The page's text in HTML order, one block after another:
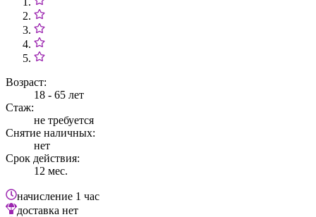
Возраст:
18 - 65 лет
Стаж:
не требуется
Снятие наличных:
нет
Срок действия:
12 мес.
начисление 1 час
доставка нет